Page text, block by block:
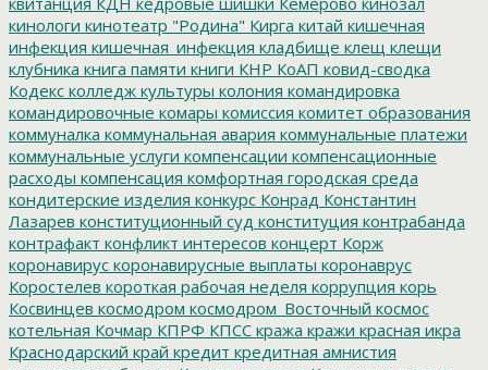
кинологи кинотеатр "Родина" Кирга китай кишечная
инфекция кишечная_инфекция кладбище клещ клещи
клубника книга памяти книги КНР КоАП ковид-сводка
Кодекс колледж культуры колония командировка
командировочные комары комиссия комитет образования
коммуналка коммунальная авария коммунальные платежи
коммунальные услуги компенсации компенсационные
расходы компенсация комфортная городская среда
кондитерские изделия конкурс Конрад Константин
Лазарев конституционный суд конституция контрабанда
контрафакт конфликт интересов концерт Корж
коронавирус коронавирусные выплаты коронаврус
Коростелев короткая рабочая неделя коррупция корь
Косвинцев космодром космодром_Восточный космос
котельная Кочмар КПРФ КПСС кража кражи красная икра
Краснодарский край кредит кредитная амнистия